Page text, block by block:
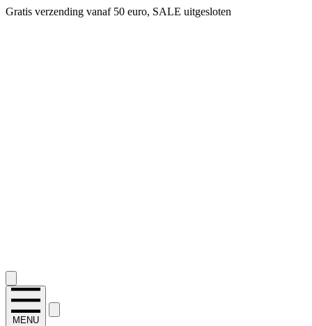
Gratis verzending vanaf 50 euro, SALE uitgesloten
MENU